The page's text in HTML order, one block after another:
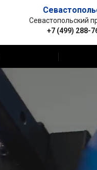
Севастопольский
+7 (499) 288-